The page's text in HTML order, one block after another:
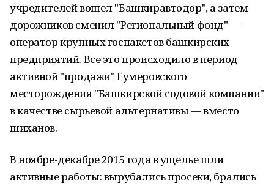
учредителей вошел "Башкиравтодор", а затем
дорожников сменил "Региональный фонд" —
оператор крупных госпакетов башкирских
предприятий. Все это происходило в период
активной "продажи" Гумеровского
месторождения "Башкирской содовой компании"
в качестве сырьевой альтернативы — вместо
шиханов.
В ноябре-декабре 2015 года в ущелье шли
активные работы: вырубались просеки, брались